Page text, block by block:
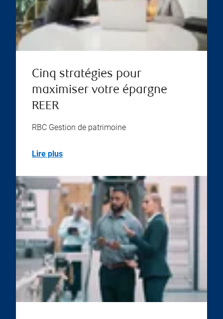
Cinq stratégies pour
maximiser votre épargne
REER
RBC Gestion de patrimoine
Lire plus